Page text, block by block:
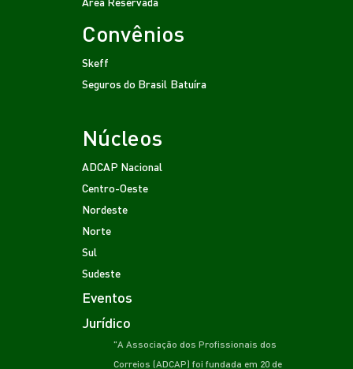
Convênios
Skeff
Seguros do Brasil Batuíra
Núcleos
ADCAP Nacional
Centro-Oeste
Nordeste
Norte
Sul
Sudeste
Eventos
Jurídico
"A Associação dos Profissionais dos
Correios (ADCAP) foi fundada em 20 de